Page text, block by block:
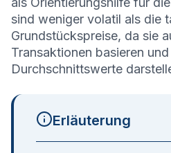
sind weniger volatil als die
Grundstückspreise, da sie
Transaktionen basieren
Durchschnittswerte
Erläuterung